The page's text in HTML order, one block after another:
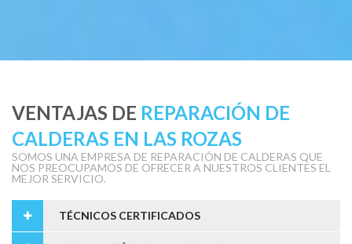
VENTAJAS DE REPARACIÓN DE
CALDERAS EN LAS ROZAS
SOMOS UNA EMPRESA DE REPARACIÓN DE CALDERAS QUE
NOS PREOCUPAMOS DE OFRECER A NUESTROS CLIENTES EL
MEJOR SERVICIO.
TÉCNICOS CERTIFICADOS